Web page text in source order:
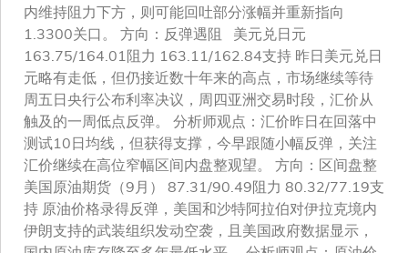
内维持阻力下方，则可能回吐部分涨幅并重新指向
1.3300关口。 方向：反弹遇阻 美元兑日元
163.75/164.01阻力 163.11/162.84支持 昨日美元兑日
元略有走低，但仍接近数十年来的高点，市场继续等待
周五日央行公布利率决议，周四亚洲交易时段，汇价从
触及的一周低点反弹。 分析师观点：汇价昨日在回落中
测试10日均线，但获得支撑，今早跟随小幅反弹，关注
汇价继续在高位窄幅区间内盘整观望。 方向：区间盘整
美国原油期货（9月） 87.31/90.49阻力 80.32/77.19支
持 原油价格录得反弹，美国和沙特阿拉伯对伊拉克境内
伊朗支持的武装组织发动空袭，且美国政府数据显示，